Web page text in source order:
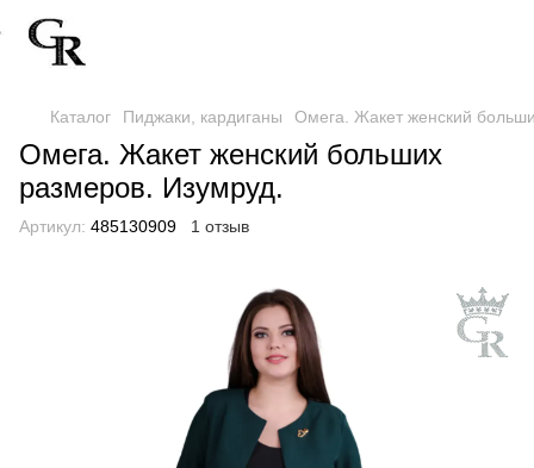
Каталог Пиджаки, кардиганы Омега. Жакет женский
Омега. Жакет женский больших
размеров. Изумруд.
Артикул: 485130909 1 отзыв